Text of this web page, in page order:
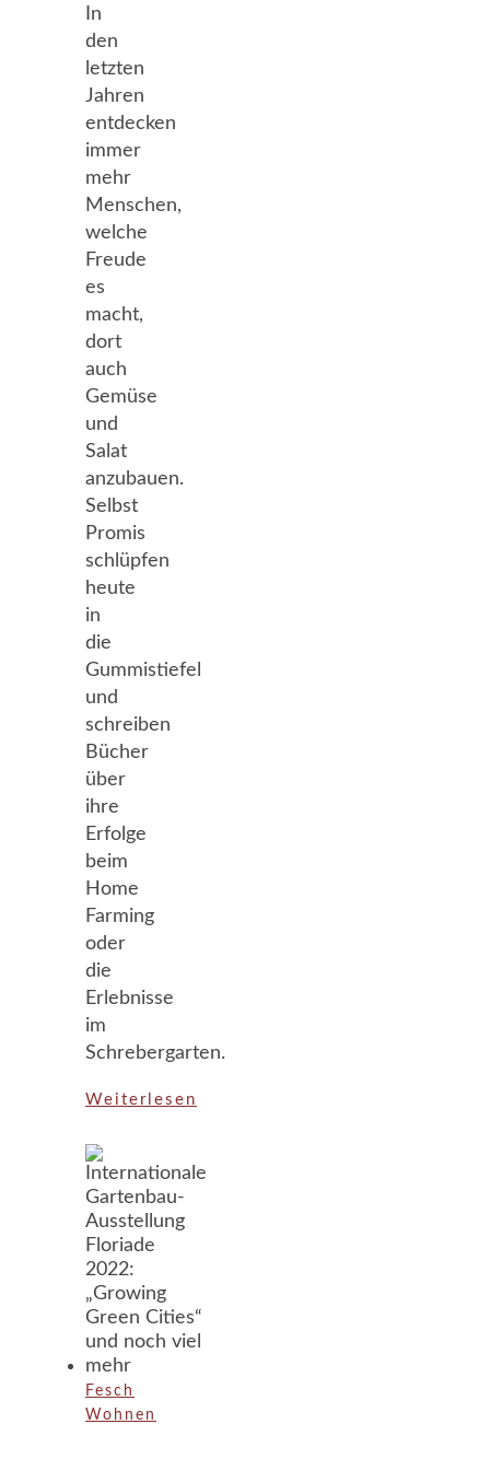
In
den
letzten
Jahren
entdecken
immer
mehr
Menschen,
welche
Freude
es
macht,
dort
auch
Gemüse
und
Salat
anzubauen.
Selbst
Promis
schlüpfen
heute
in
die
Gummistiefel
und
schreiben
Bücher
über
ihre
Erfolge
beim
Home
Farming
oder
die
Erlebnisse
im
Schrebergarten.
Weiterlesen
Fesch
Wohnen